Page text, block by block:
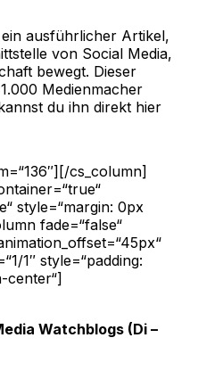
ausführlicher Artikel,
von Social Media,
bewegt. Dieser
Medienmacher
du ihn direkt hier
cs_column]
style=“margin: 0px
fade=“false“
1″ style=“padding:
center“]
Watchblogs (Di –